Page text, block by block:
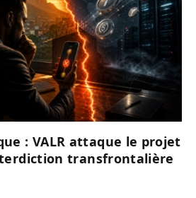
: VALR attaque le projet
transfrontalière